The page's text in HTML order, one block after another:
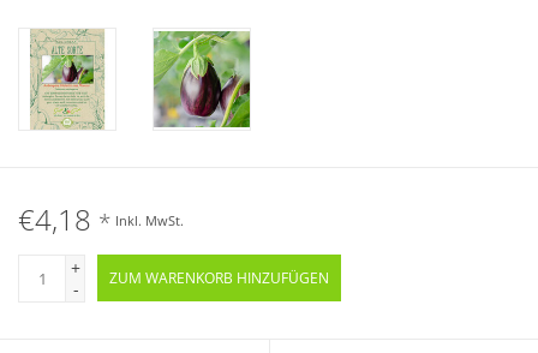
€4,18 * Inkl. MwSt.
+
-
ZUM WARENKORB HINZUFÜGEN